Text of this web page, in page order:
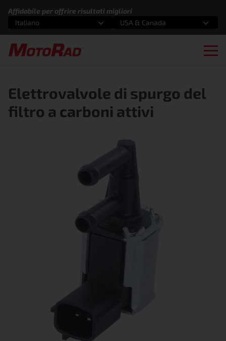
Affidabile per offrire risultati migliori
Seleziona un'opzione
Italiano
Seleziona un'opzione
USA & Canada
Elettrovalvole di spurgo del
filtro a carboni attivi